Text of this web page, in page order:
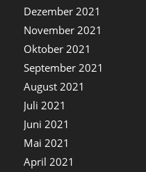
Dezember 2021
November 2021
Oktober 2021
September 2021
August 2021
Juli 2021
Juni 2021
Mai 2021
April 2021